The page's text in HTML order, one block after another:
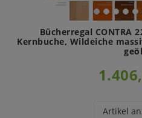
Bücherregal CONTRA
Kernbuche, Wildeiche
Artikel